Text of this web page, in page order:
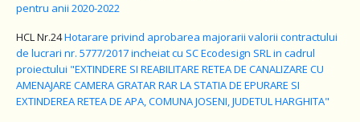
pentru anii 2020-2022
HCL Nr.24Hotarare privind aprobarea majorarii valorii contractului
de lucrari nr. 5777/2017 incheiat cu SC Ecodesign SRL in cadrul
proiectului "EXTINDERE SI REABILITARE RETEA DE CANALIZARE CU
AMENAJARE CAMERA GRATAR RAR LA STATIA DE EPURARE SI
EXTINDEREA RETEA DE APA, COMUNA JOSENI, JUDETUL HARGHITA"